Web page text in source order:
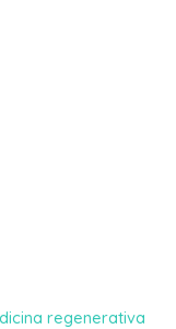
regenerativa